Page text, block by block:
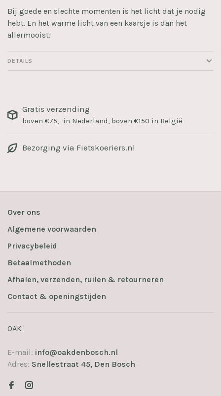
Bij goede en slechte momenten is het licht dat je nodig
hebt. En het warme licht van een kaarsje is dan het
allermooist!
DETAILS
Gratis verzending
boven €75,- in Nederland, boven €150 in België
Bezorging via Fietskoeriers.nl
Over ons
Algemene voorwaarden
Privacybeleid
Betaalmethoden
Afhalen, verzenden, ruilen & retourneren
Contact & openingstijden
OAK
E-mail: info@oakdenbosch.nl
Adres: Snellestraat 45, Den Bosch